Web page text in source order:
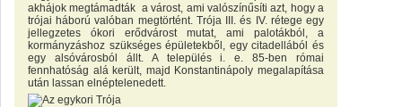
akhájok megtámadták a várost, ami valószínűsíti azt, hogy a
trójai háború valóban megtörtént. Trója III. és IV. rétege egy
jellegzetes ókori erődvárost mutat, ami palotákból, a
kormányzáshoz szükséges épületekből, egy citadellából és
egy alsóvárosból állt. A település i. e. 85-ben római
fennhatóság alá került, majd Konstantinápoly megalapítása
után lassan elnéptelenedett.